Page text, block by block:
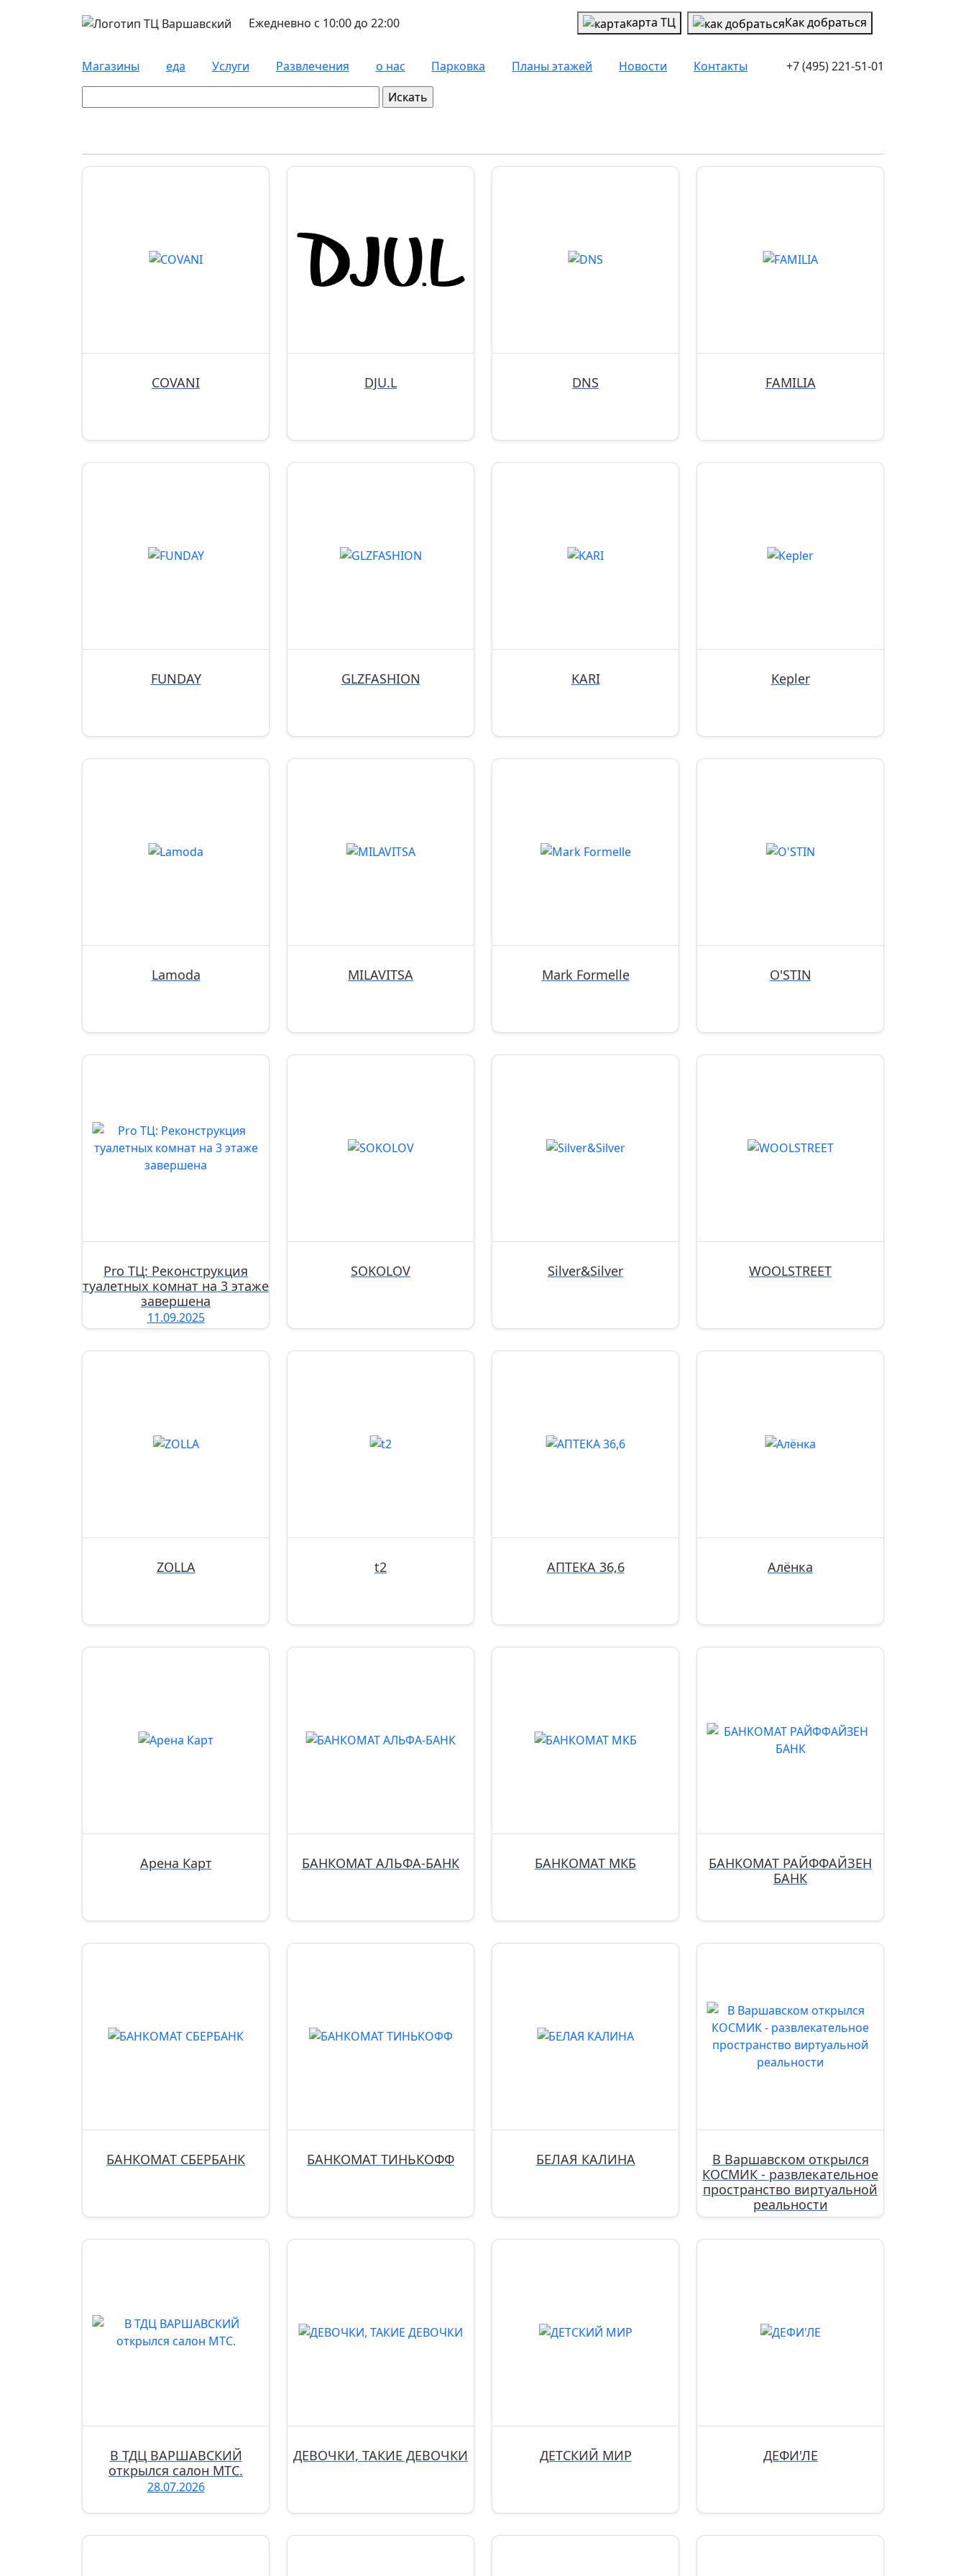
Ежедневно с 10:00 до 22:00 карта ТЦ Как добраться
Магазины еда Услуги Развлечения о нас Парковка Планы этажей Новости Контакты +7 (495) 221-51-01
COVANI DJU.L DNS FAMILIA
FUNDAY GLZFASHION KARI Kepler
Lamoda MILAVITSA Mark Formelle O'STIN
Pro ТЦ: Реконструкция
туалетных комнат на 3 этаже
завершена
11.09.2025
SOKOLOV Silver&Silver WOOLSTREET
ZOLLA t2 АПТЕКА 36,6 Алёнка
Арена Карт БАНКОМАТ АЛЬФА-БАНК БАНКОМАТ МКБ
БАНКОМАТ РАЙФФАЙЗЕН
БАНК
БАНКОМАТ СБЕРБАНК БАНКОМАТ ТИНЬКОФФ БЕЛАЯ КАЛИНА
В Варшавском открылся
КОСМИК - развлекательное
пространство виртуальной
реальности
В ТДЦ ВАРШАВСКИЙ
открылся салон МТС.
28.07.2026
ДЕВОЧКИ, ТАКИЕ ДЕВОЧКИ ДЕТСКИЙ МИР ДЕФИ'ЛЕ